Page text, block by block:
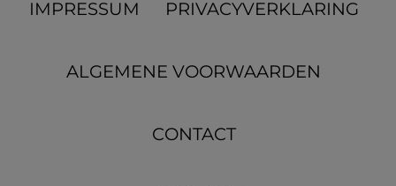
IMPRESSUM PRIVACYVERKLARING
ALGEMENE VOORWAARDEN
CONTACT